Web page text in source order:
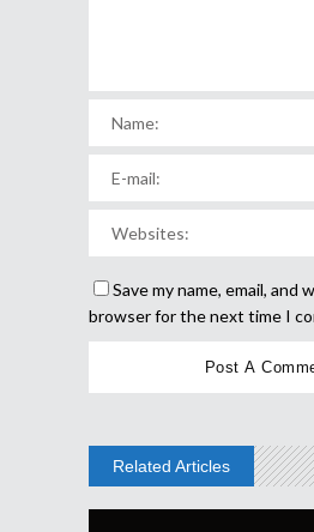
Save my name, email, and
browser for the next time I
Related Articles